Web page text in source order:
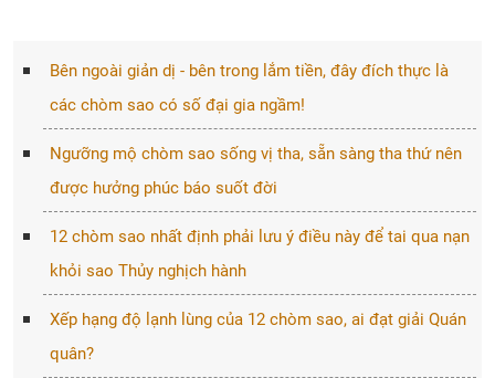
Bên ngoài giản dị - bên trong lắm tiền, đây đích thực là
các chòm sao có số đại gia ngầm!
Ngưỡng mộ chòm sao sống vị tha, sẵn sàng tha thứ nên
được hưởng phúc báo suốt đời
12 chòm sao nhất định phải lưu ý điều này để tai qua nạn
khỏi sao Thủy nghịch hành
Xếp hạng độ lạnh lùng của 12 chòm sao, ai đạt giải Quán
quân?